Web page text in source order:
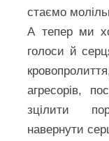
стаємо
А тепер ми
голоси й
агресорів,
зцілити
навернути